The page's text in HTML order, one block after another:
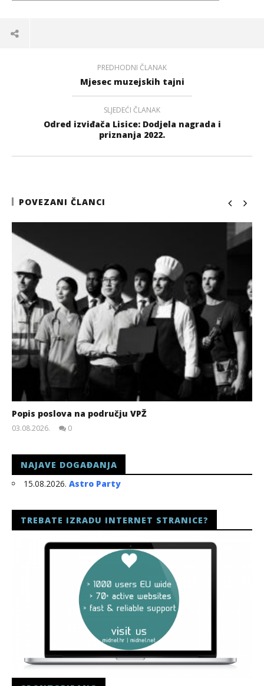
PREDHODNI ČLANAK
Mjesec muzejskih tajni
SLJEDEĆI ČLANAK
Odred izviđača Lisice: Dodjela nagrada i
priznanja 2022.
POVEZANI ČLANCI
Popis poslova na području VPŽ
03.08.2026.
0
NAJAVE DOGAĐANJA
15.08.2026. Astro Party
TREBATE IZRADU INTERNET STRANICE?